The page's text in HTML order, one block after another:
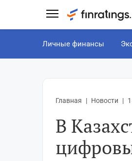
Личные финансы
Главная Новости
В